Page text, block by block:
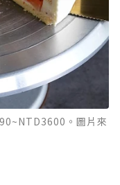
。圖片來